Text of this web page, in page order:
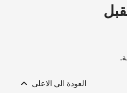
العودة الي الاعلى